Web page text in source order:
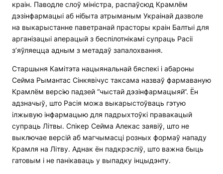
краін. Паводле слоў міністра, распаўсюд Крамлём
дэзінфармацыі аб нібыта атрыманым Украінай дазволе
на выкарыстанне паветранай прасторы краін Балтыі для
арганізацыі аперацый з беспілотнікамі супраць Расіі
з’яўляецца адным з метадаў запалохвання.
Старшыня Камітэта нацыянальнай бяспекі і абароны
Сейма Рымантас Сінкявічус таксама назваў фармаваную
Крамлём версію падзей “чыстай дэзінфармацыяй“. Ён
адзначыў, што Расія можа выкарыстоўваць гэтую
ілжывую інфармацыю для падрыхтоўкі правакацый
супраць Літвы. Спікер Сейма Алекас заявіў, што не
выключае версій аб магчымасці розных формаў нападу
Крамля на Літву. Аднак ён падкрэсліў, што важна быць
гатовым і не панікаваць у выпадку інцыдэнту.